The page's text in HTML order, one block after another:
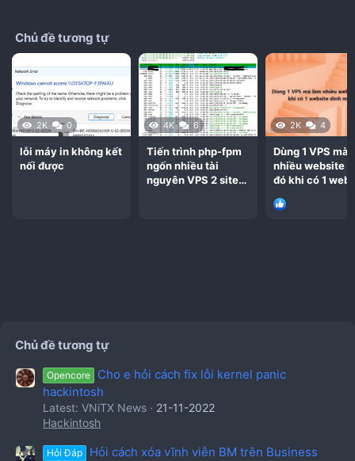
Chủ đề tương tự
2K 0
lỗi máy in không kết
nối được
4K 6
Tiến trình php-fpm
ngốn nhiều tài
nguyên VPS 2 site
2K 4
Dùng 1 VPS mà
nhiều website
đó khi có 1
Chủ đề tương tự
Opencore
Cho e hỏi cách fix lỗi kernel panic
hackintosh
Latest: VNiTX News
21-11-2022
Hackintosh
Hỏi Đáp
Hỏi cách xóa vĩnh viễn BM trên Business